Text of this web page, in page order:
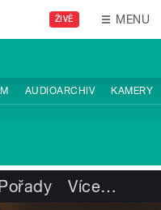
ŽIVĚ MENU
AUDIOARCHIV KAMERY
Více…